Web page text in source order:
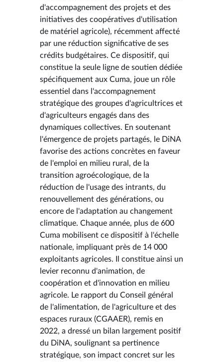
d'accompagnement des projets et des
initiatives des coopératives d'utilisation
de matériel agricole), récemment affecté
par une réduction significative de ses
crédits budgétaires. Ce dispositif, qui
constitue la seule ligne de soutien dédiée
spécifiquement aux Cuma, joue un rôle
essentiel dans l'accompagnement
stratégique des groupes d'agricultrices et
d'agriculteurs engagés dans des
dynamiques collectives. En soutenant
l'émergence de projets partagés, le DiNA
favorise des actions concrètes en faveur
de l'emploi en milieu rural, de la
transition agroécologique, de la
réduction de l'usage des intrants, du
renouvellement des générations, ou
encore de l'adaptation au changement
climatique. Chaque année, plus de 600
Cuma mobilisent ce dispositif à l'échelle
nationale, impliquant près de 14 000
exploitants agricoles. Il constitue ainsi un
levier reconnu d'animation, de
coopération et d'innovation en milieu
agricole. Le rapport du Conseil général
de l'alimentation, de l'agriculture et des
espaces ruraux (CGAAER), remis en
2022, a dressé un bilan largement positif
du DiNA, soulignant sa pertinence
stratégique, son impact concret sur les